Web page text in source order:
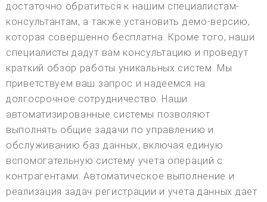
достаточно обратиться к нашим специалистам-
консультантам, а также установить демо-версию,
которая совершенно бесплатна. Кроме того, наши
специалисты дадут вам консультацию и проведут
краткий обзор работы уникальных систем. Мы
приветствуем ваш запрос и надеемся на
долгосрочное сотрудничество. Наши
автоматизированные системы позволяют
выполнять общие задачи по управлению и
обслуживанию баз данных, включая единую
вспомогательную систему учета операций с
контрагентами. Автоматическое выполнение и
реализация задач регистрации и учета данных дает